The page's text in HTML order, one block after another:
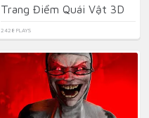
Trang Điểm Quái Vật 3D
2428 PLAYS